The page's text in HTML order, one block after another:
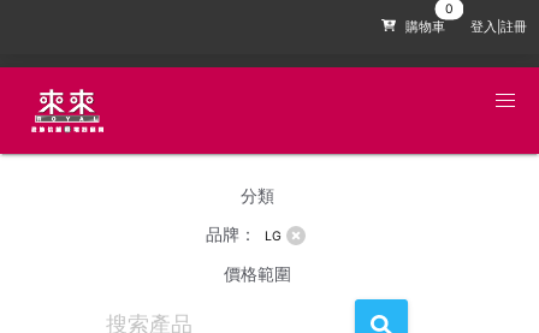
購物車 登入|註冊
分類
品牌：
LG
價格範圍